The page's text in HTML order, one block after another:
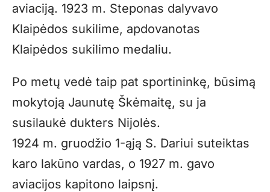
aviaciją. 1923 m. Steponas dalyvavo
Klaipėdos sukilime, apdovanotas
Klaipėdos sukilimo medaliu.
Po metų vedė taip pat sportininkę, būsimą
mokytoją Jaunutę Škėmaitę, su ja
susilaukė dukters Nijolės.
1924 m. gruodžio 1-ąją S. Dariui suteiktas
karo lakūno vardas, o 1927 m. gavo
aviacijos kapitono laipsnį.